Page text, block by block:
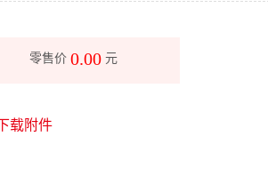
零售价 0.00 元
载附件